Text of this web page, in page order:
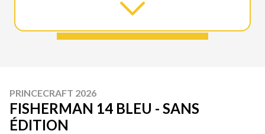
PRINCECRAFT 2026
FISHERMAN 14 BLEU - SANS
ÉDITION